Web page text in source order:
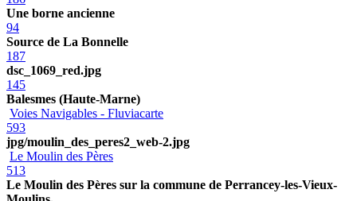
Une borne ancienne
94
Source de La Bonnelle
187
dsc_1069_red.jpg
145
Balesmes (Haute-Marne)
Voies Navigables - Fluviacarte
593
jpg/moulin_des_peres2_web-2.jpg
Le Moulin des Pères
513
Le Moulin des Pères sur la commune de Perrancey-les-Vieux-